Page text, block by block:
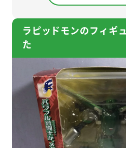
ラピッドモンのフィギ
た